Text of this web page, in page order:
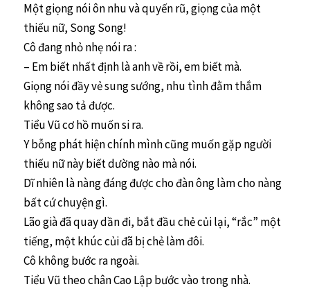
Một giọng nói ôn nhu và quyến rũ, giọng của một
thiếu nữ, Song Song!
Cô đang nhỏ nhẹ nói ra :
– Em biết nhất định là anh về rồi, em biết mà.
Giọng nói đầy vẻ sung sướng, nhu tình đằm thắm
không sao tả được.
Tiểu Vũ cơ hồ muốn si ra.
Y bỗng phát hiện chính mình cũng muốn gặp người
thiếu nữ này biết dường nào mà nói.
Dĩ nhiên là nàng đáng được cho đàn ông làm cho nàng
bất cứ chuyện gì.
Lão già đã quay dần đi, bắt đầu chẻ củi lại, “rắc” một
tiếng, một khúc củi đã bị chẻ làm đôi.
Cô không bước ra ngoài.
Tiểu Vũ theo chân Cao Lập bước vào trong nhà.